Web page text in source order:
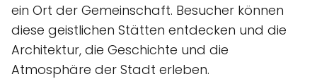
ein Ort der Gemeinschaft. Besucher können
diese geistlichen Stätten entdecken und die
Architektur, die Geschichte und die
Atmosphäre der Stadt erleben.